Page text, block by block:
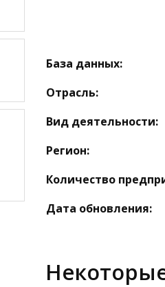
База данных:
Отрасль:
Вид деятельности:
Регион:
Количество
Дата обновления: